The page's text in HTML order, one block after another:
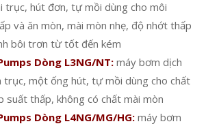
trục, hút đơn, tự mồi dùng cho môi
và ăn mòn, mài mòn nhẹ, độ nhớt thấp
bôi trơn từ tốt đến kém
Dòng L3NG/NT: máy bơm dịch
trục, một ống hút, tự mồi dùng cho chất
suất thấp, không có chất mài mòn
Dòng L4NG/MG/HG: máy bơm